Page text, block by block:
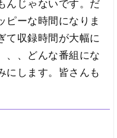
んじゃないです。だ
ピーな時間になりま
て収録時間が大幅に
、、どんな番組にな
にします。皆さんも